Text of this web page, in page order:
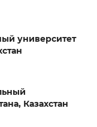
университет
Казахстан